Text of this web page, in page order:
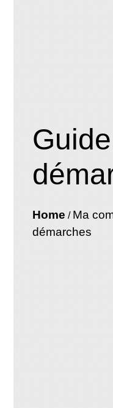
Home / Ma
démarches